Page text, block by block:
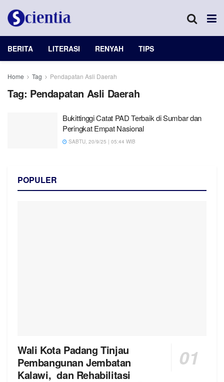
BERITA LITERASI RENYAH TIPS
Home Tag Pendapatan Asli Daerah
Tag: Pendapatan Asli Daerah
Bukittinggi Catat PAD Terbaik di Sumbar dan
Peringkat Empat Nasional
SABTU, 20/9/25 | 05:44 WIB
POPULER
Wali Kota Padang Tinjau
Pembangunan Jembatan
Kalawi, dan Rehabilitasi